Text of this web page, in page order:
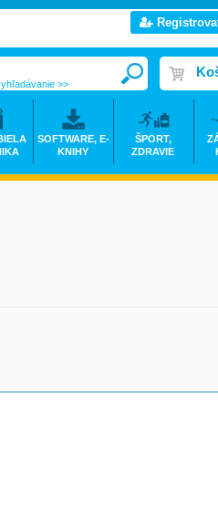
>>
SOFTWARE, E-
KNIHY
ŠPORT,
ZDRAVIE